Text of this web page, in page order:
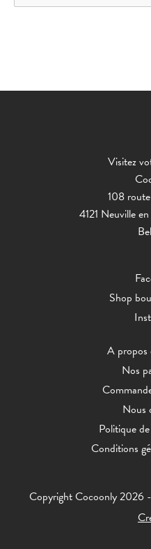
Visitez
108
4121 Neuville
Shop
A propos
Nos
Nous
Politique
Conditions
Copyright Cocoonly 2026